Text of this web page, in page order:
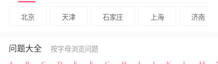
北京 天津 石家庄 上海 济南
问题大全
按字母浏览问题